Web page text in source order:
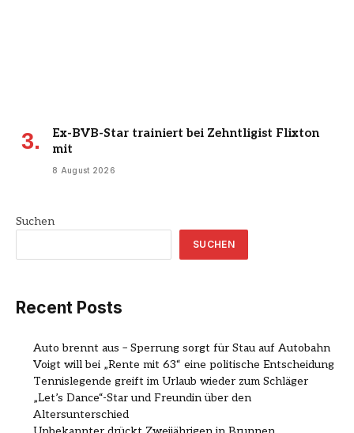
Ex-BVB-Star trainiert bei Zehntligist Flixton
mit
8 August 2026
Suchen
SUCHEN
Recent Posts
Auto brennt aus – Sperrung sorgt für Stau auf Autobahn
Voigt will bei „Rente mit 63“ eine politische Entscheidung
Tennislegende greift im Urlaub wieder zum Schläger
„Let’s Dance“-Star und Freundin über den
Altersunterschied